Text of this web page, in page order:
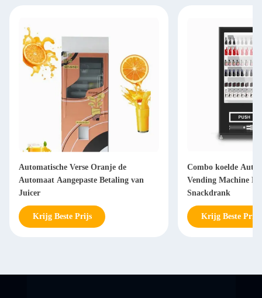
Automatische Verse Oranje de
Automaat Aangepaste Betaling van
Juicer
Krijg Beste Prijs
Combo koelde
Vending Machine
Snackdrank
Krijg Beste Prijs